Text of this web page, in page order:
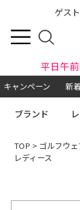
ゲス
平日午
キャンペーン 新
ブランド
TOP > ゴルフウェ
レディース